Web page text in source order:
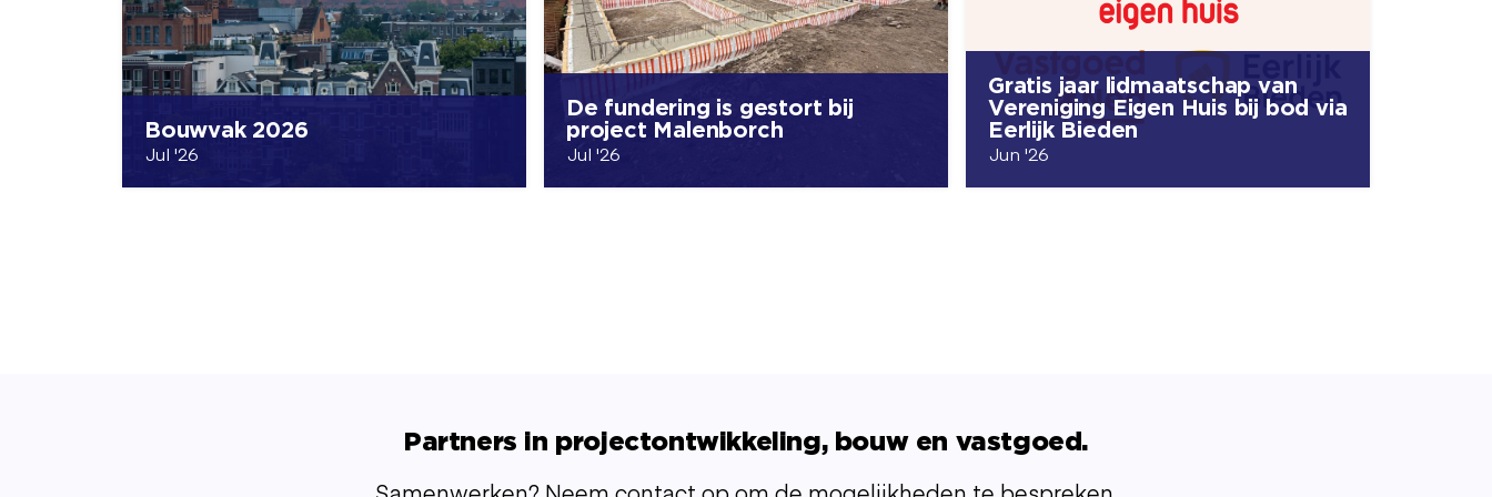
Bouwvak 2026
Jul '26
De fundering is gestort bij
project Malenborch
Jul '26
Gratis jaar lidmaatschap van
Vereniging Eigen Huis bij bod via
Eerlijk Bieden
Jun '26
Partners in projectontwikkeling, bouw en vastgoed.